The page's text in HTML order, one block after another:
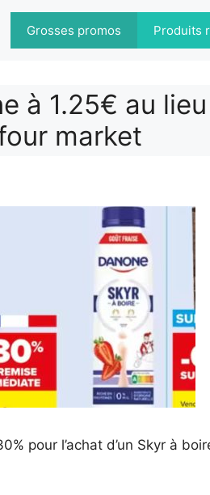
Grosses promos Produits
à 1.25€ au
market
pour l’achat d’un Skyr à